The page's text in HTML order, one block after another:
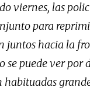
viernes, las
para
juntos hacia la
se puede ver por